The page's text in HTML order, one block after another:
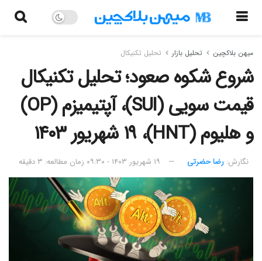
میهن بلاکچین تحلیل بازار تحلیل تکنیکال
شروع شکوه صعود؛ تحلیل تکنیکال
قیمت سویی (SUI)، آپتیمیزم (OP)
و هلیوم (HNT)، ۱۹ شهریور ۱۴۰۳
نگارش:‌ رضا حضرتی ۱۹ شهریور ۱۴۰۳ - ۰۹:۳۰ زمان مطالعه: ۳ دقیقه